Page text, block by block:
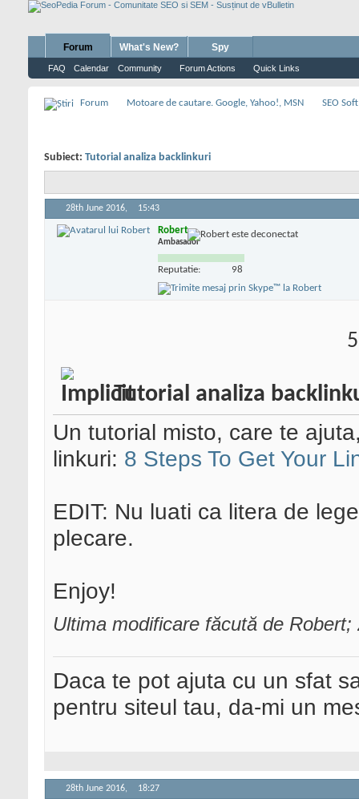
Forum
FAQ Calendar Community Forum Actions Quick Links
What's New? Spy
Forum Motoare de cautare. Google, Yahoo!, MSN SEO Soft
Subiect: Tutorial analiza backlinkuri
28th June 2016, 15:43
Robert
Ambasador
Reputatie: 98
Tutorial analiza
Un tutorial misto, care te
linkuri: 8 Steps To Get Your
EDIT: Nu luati ca litera de
plecare.
Enjoy!
Ultima modificare făcută de
Daca te pot ajuta cu un sfat
pentru siteul tau, da-mi un
28th June 2016, 18:27